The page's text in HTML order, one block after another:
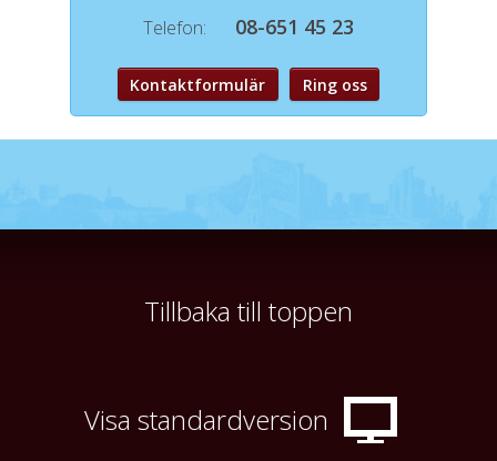
Telefon: 08-651 45 23
Kontaktformulär Ring oss
info@iventustravel.se2026
Tillbaka till toppen
Visa standardversion